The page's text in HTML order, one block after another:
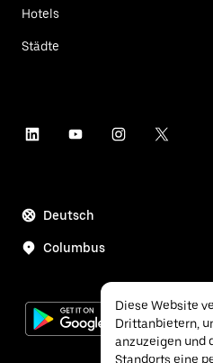
Hotels
Städte
Deutsch
Columbus
Diese Website
Drittanbietern,
anzuzeigen und
Standorts eine